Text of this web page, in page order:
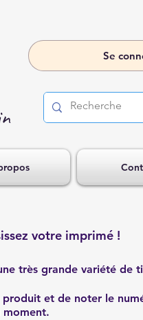
Se
votre imprimé !
très grande variété de
et de noter le
moment.